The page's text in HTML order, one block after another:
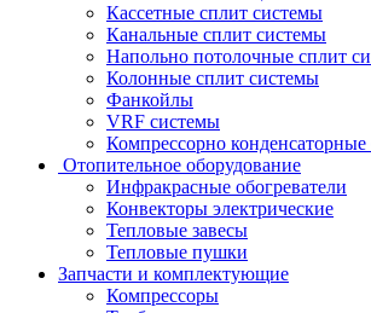
Кассетные сплит системы
Канальные сплит системы
Напольно потолочные сплит
Колонные сплит системы
Фанкойлы
VRF системы
Компрессорно конденсаторные
Отопительное оборудование
Инфракрасные обогреватели
Конвекторы электрические
Тепловые завесы
Тепловые пушки
Запчасти и комплектующие
Компрессоры